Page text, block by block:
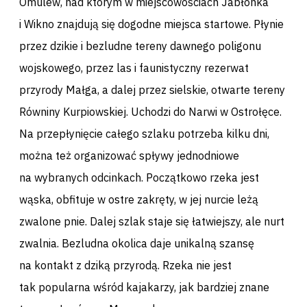
i Wikno znajdują się dogodne miejsca startowe. Płynie
przez dzikie i bezludne tereny dawnego poligonu
wojskowego, przez las i faunistyczny rezerwat
przyrody Małga, a dalej przez sielskie, otwarte tereny
Równiny Kurpiowskiej. Uchodzi do Narwi w Ostrołęce.
Na przepłynięcie całego szlaku potrzeba kilku dni,
można też organizować spływy jednodniowe
na wybranych odcinkach. Początkowo rzeka jest
wąska, obfituje w ostre zakręty, w jej nurcie leżą
zwalone pnie. Dalej szlak staje się łatwiejszy, ale nurt
zwalnia. Bezludna okolica daje unikalną szansę
na kontakt z dziką przyrodą. Rzeka nie jest
tak popularna wśród kajakarzy, jak bardziej znane